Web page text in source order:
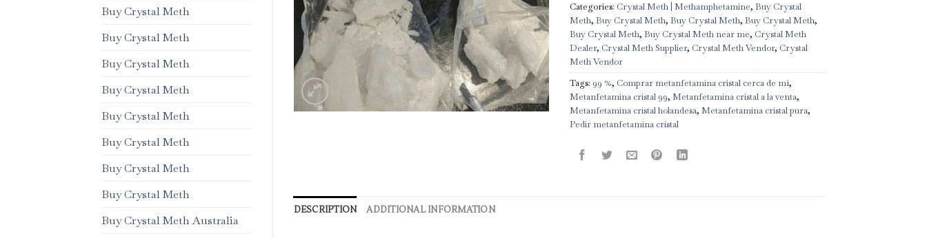
Buy Crystal Meth
Buy Crystal Meth
Buy Crystal Meth
Buy Crystal Meth
Buy Crystal Meth
Buy Crystal Meth
Buy Crystal Meth
Buy Crystal Meth
Buy Crystal Meth Australia
Categories: Crystal Meth | Methamphetamine,Buy Crystal
Meth,Buy Crystal Meth,Buy Crystal Meth,Buy Crystal Meth,
Buy Crystal Meth,Buy Crystal Meth near me, Crystal Meth
Dealer, Crystal Meth Supplier, Crystal Meth Vendor, Crystal
Meth Vendor
Tags: 99 %, Comprar metanfetamina cristal cerca de mí,
Metanfetamina cristal 99,Metanfetamina cristal a la venta,
Metanfetamina cristal holandesa,Metanfetamina cristal pura,
Pedir metanfetamina cristal
DESCRIPTION ADDITIONAL INFORMATION